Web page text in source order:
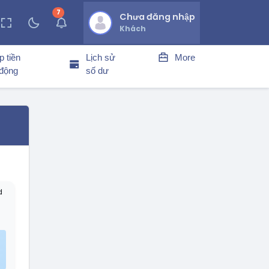
7thông báo chưa đọcChưa đăng nhập
Khách
tiền
Lịch sử
số dư
More